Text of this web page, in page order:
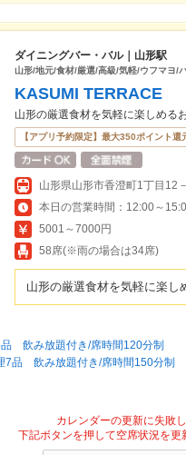
ダイニングバー・バル｜山形駅
山形/地元/食材/厳選/高級/気軽/ウフマヨ/
KASUMI TERRACE
山形の厳選食材を気軽に楽しめる
【アプリ予約限定】最大350ポイント還
山形県山形市香澄町1丁目
5001～7000円
58席(※雨の場合は34席)
山形の厳選食材を気軽に楽し
品 飲み放題付き/席時間120分制
7品 飲み放題付き/席時間150分制
カレンダーの更新に失敗し
下記ボタンを押して空席状況を更